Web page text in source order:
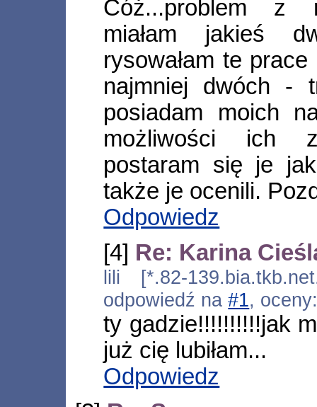
Cóż...problem z
miałam jakieś
rysowałam te
najmniej dwóch -
posiadam moich
możliwości ich
postaram się je
także je ocenili.
Odpowiedz
[4] Re: Karina
lili [*.82-
odpowiedź na#1,
ty gadzie!!!!!!!!!!jak
już cię lubiłam...
Odpowiedz